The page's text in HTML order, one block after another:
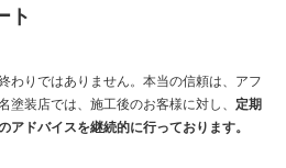
ト
わりではありません。本当の信頼は、アフ
塗装店では、施工後のお客様に対し、 定期
アドバイスを継続的に行っております。